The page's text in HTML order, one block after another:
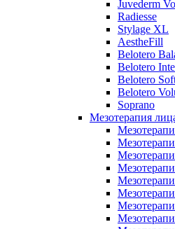
Juvederm
Radiesse
Stylage XL
AestheFill
Belotero
Belotero
Belotero
Belotero
Soprano
Мезотерапия